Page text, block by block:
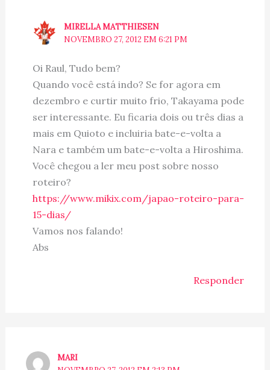
MIRELLA MATTHIESEN
NOVEMBRO 27, 2012 EM 6:21 PM
Oi Raul, Tudo bem?
Quando você está indo? Se for agora em
dezembro e curtir muito frio, Takayama pode
ser interessante. Eu ficaria dois ou três dias a
mais em Quioto e incluiria bate-e-volta a
Nara e também um bate-e-volta a Hiroshima.
Você chegou a ler meu post sobre nosso
roteiro?
https://www.mikix.com/japao-roteiro-para-
15-dias/
Vamos nos falando!
Abs
Responder
MARI